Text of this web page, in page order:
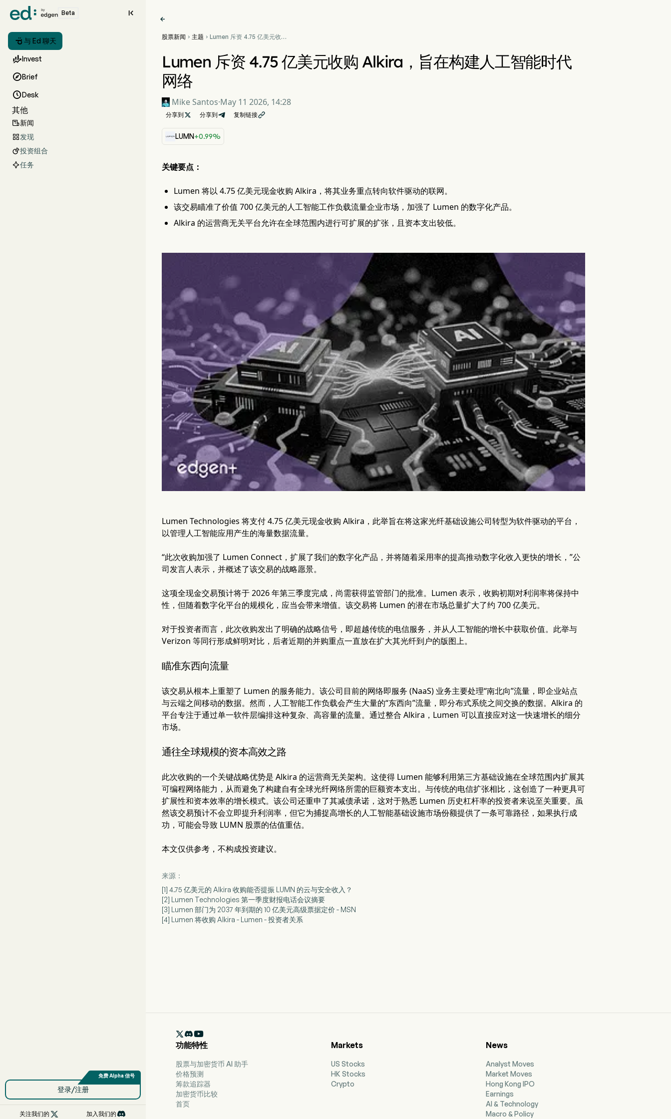
Beta 
 与 Ed 聊天
Invest
Brief
Desk
其他
新闻
发现
投资组合
任务
登录/注册
关注我们的  加入我们的

股票新闻  主题  Lumen 斥资 4.75 亿美元收购
代网络
Lumen 斥资 4.75 亿美元收购 Alkira，旨在构建人工智能时代
网络
Mike Santos·May 11 2026, 14:28
分享到  分享到 复制链接
LUMN+0.99%
关键要点：
Lumen 将以 4.75 亿美元现金收购 Alkira，将其业务重点转向软件驱动的联网。
该交易瞄准了价值 700 亿美元的人工智能工作负载流量企业市场，加强了 Lumen 的数字化产品。
Alkira 的运营商无关平台允许在全球范围内进行可扩展的扩张，且资本支出较低。
Lumen Technologies 将支付 4.75 亿美元现金收购 Alkira，此举旨在将这家光纤基础设施公司转型为软件驱动的平台，
以管理人工智能应用产生的海量数据流量。
“此次收购加强了 Lumen Connect，扩展了我们的数字化产品，并将随着采用率的提高推动数字化收入更快的增长，”公
司发言人表示，并概述了该交易的战略愿景。
这项全现金交易预计将于 2026 年第三季度完成，尚需获得监管部门的批准。Lumen 表示，收购初期对利润率将保持中
性，但随着数字化平台的规模化，应当会带来增值。该交易将 Lumen 的潜在市场总量扩大了约 700 亿美元。
对于投资者而言，此次收购发出了明确的战略信号，即超越传统的电信服务，并从人工智能的增长中获取价值。此举与
Verizon 等同行形成鲜明对比，后者近期的并购重点一直放在扩大其光纤到户的版图上。
瞄准东西向流量
该交易从根本上重塑了 Lumen 的服务能力。该公司目前的网络即服务 (NaaS) 业务主要处理“南北向”流量，即企业站点
与云端之间移动的数据。然而，人工智能工作负载会产生大量的“东西向”流量，即分布式系统之间交换的数据。Alkira 的
平台专注于通过单一软件层编排这种复杂、高容量的流量。通过整合 Alkira，Lumen 可以直接应对这一快速增长的细分
市场。
通往全球规模的资本高效之路
此次收购的一个关键战略优势是 Alkira 的运营商无关架构。这使得 Lumen 能够利用第三方基础设施在全球范围内扩展其
可编程网络能力，从而避免了构建自有全球光纤网络所需的巨额资本支出。与传统的电信扩张相比，这创造了一种更具可
扩展性和资本效率的增长模式。该公司还重申了其减债承诺，这对于熟悉 Lumen 历史杠杆率的投资者来说至关重要。虽
然该交易预计不会立即提升利润率，但它为捕捉高增长的人工智能基础设施市场份额提供了一条可靠路径，如果执行成
功，可能会导致 LUMN 股票的估值重估。
本文仅供参考，不构成投资建议。
来源：
[1] 4.75 亿美元的 Alkira 收购能否提振 LUMN 的云与安全收入？
[2] Lumen Technologies 第一季度财报电话会议摘要
[3] Lumen 部门为 2037 年到期的 10 亿美元高级票据定价 - MSN
[4] Lumen 将收购 Alkira - Lumen - 投资者关系

功能特性
股票与加密货币 AI 助手
价格预测
筹款追踪器
加密货币比较
首页
Markets
US Stocks
HK Stocks
Crypto
News
Analyst Moves
Market Moves
Hong Kong IPO
Earnings
AI & Technology
Macro & Policy